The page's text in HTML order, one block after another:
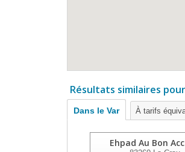
Résultats similaires
Dans le Var À tarifs
Ehpad Au Bon